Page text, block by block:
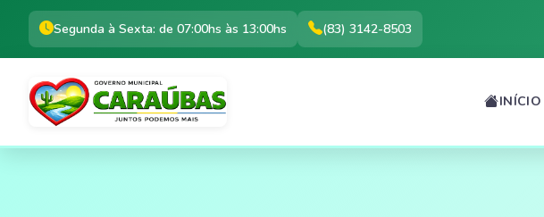
Segunda à Sexta: de 07:00hs às 13:00hs (83) 3142-8503
INÍCIO